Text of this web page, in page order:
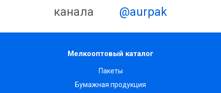
канала
@aurpak
Мелкооптовый каталог
Пакеты
Бумажная продукция